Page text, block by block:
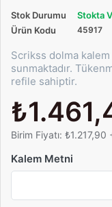
Stok Durumu
Stokta
Ürün Kodu
45917
Scrikss dolma
sunmaktadır.
refile sahiptir.
Birim Fiyatı: ₺1.217,90
Kalem Metni